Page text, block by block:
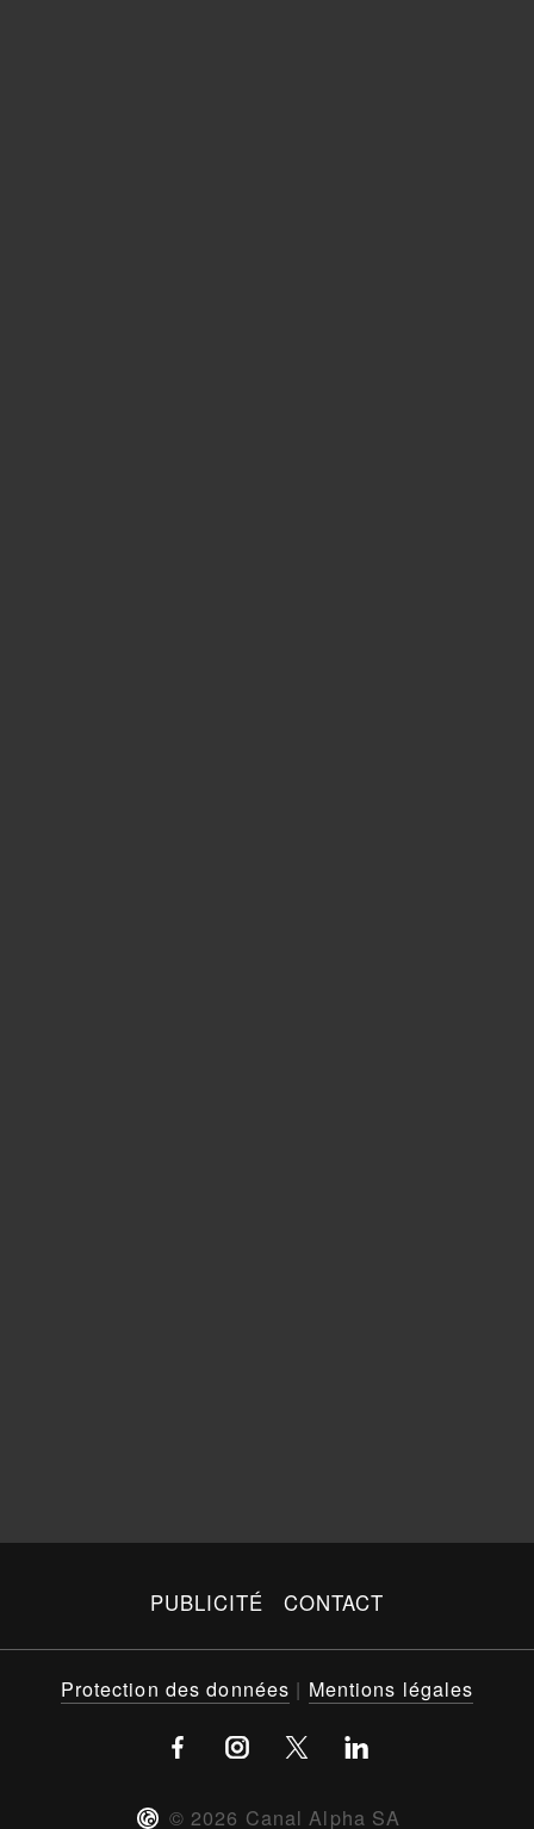
PUBLICITÉ CONTACT
© 2026 Canal Alpha SA
Protection des données | Mentions légales